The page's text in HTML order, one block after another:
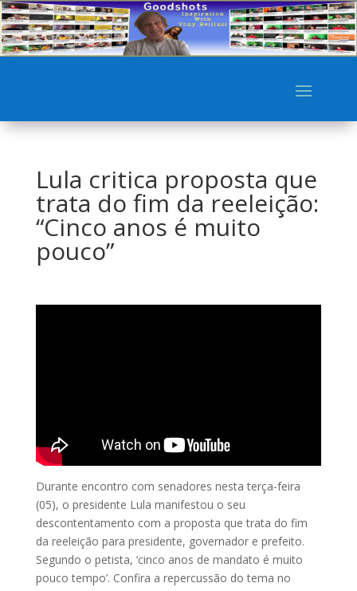
Lula critica proposta que
trata do fim da reeleição:
“Cinco anos é muito
pouco”
Durante encontro com senadores nesta terça-feira
(05), o presidente Lula manifestou o seu
descontentamento com a proposta que trata do fim
da reeleição para presidente, governador e prefeito.
Segundo o petista, ‘cinco anos de mandato é muito
pouco tempo’. Confira a repercussão do tema no